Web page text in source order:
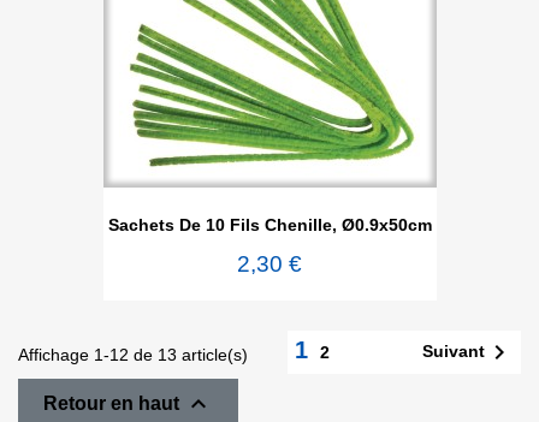
Sachets De 10 Fils Chenille, Ø0.9x50cm
2,30 €
Affichage 1-12 de 13 article(s) 1 2 Suivant 
Retour en haut 